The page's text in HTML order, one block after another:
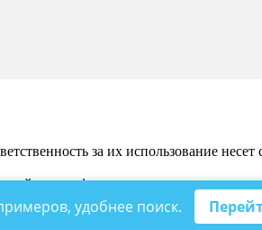
за их использование несет
нафорумы.
удобнее поиск.